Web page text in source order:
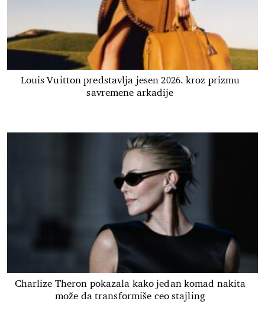
Louis Vuitton predstavlja jesen 2026. kroz prizmu
savremene arkadije
Charlize Theron pokazala kako jedan komad nakita
može da transformiše ceo stajling